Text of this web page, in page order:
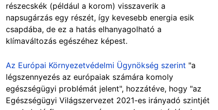
részecskék (például a korom) visszaverik a
napsugárzás egy részét, így kevesebb energia esik
csapdába, de ez a hatás elhanyagolható a
klímaváltozás egészéhez képest.
Az Európai Környezetvédelmi Ügynökség szerint "a
légszennyezés az európaiak számára komoly
egészségügyi problémát jelent", hozzátéve, hogy "az
Egészségügyi Világszervezet 2021-es irányadó szintjét